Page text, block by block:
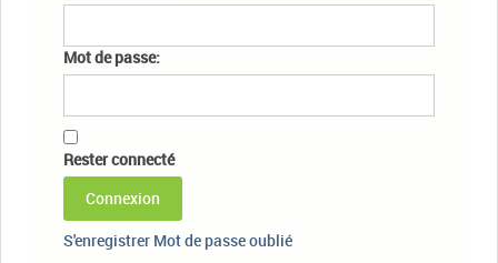
Mot de passe:
Rester connecté
Connexion
S'enregistrer Mot de passe oublié